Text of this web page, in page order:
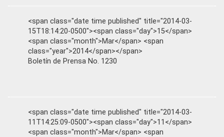
<span class="date time published" title="2014-03-
15T18:14:20-0500"><span class="day">15</span>
<span class="month">Mar</span> <span
class="year">2014</span></span>
Boletín de Prensa No. 1230
<span class="date time published" title="2014-03-
11T14:25:09-0500"><span class="day">11</span>
<span class="month">Mar</span> <span